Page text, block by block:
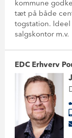
kommune
tæt på både
togstation.
salgskontor m.v.
EDC Erhverv